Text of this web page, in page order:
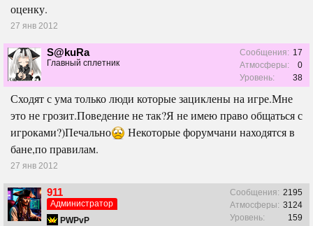
оценку.
27 янв 2012
S@kuRa
Главный сплетник
Сообщения: 17
Атмосферы:
0
Уровень:
38
Сходят с ума только люди которые зациклены на игре.Мне
это не грозит.Поведение не так?Я не имею право общаться с
игроками?)Печально
Некоторые форумчани находятся в
бане,по правилам.
27 янв 2012
911
Администратор
PWPvP
Сообщения: 2195
Атмосферы: 3124
Уровень:
159